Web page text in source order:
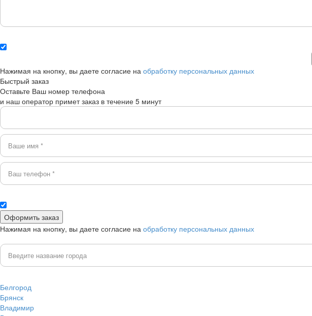
Нажимая на кнопку, вы даете согласие на обработку персональных данных
Быстрый заказ
Оставьте Ваш номер телефона
и наш оператор примет заказ в течение 5 минут
Нажимая на кнопку, вы даете согласие на обработку персональных данных
Белгород
Брянск
Владимир